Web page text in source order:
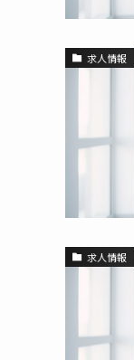
求人情報
求人情報